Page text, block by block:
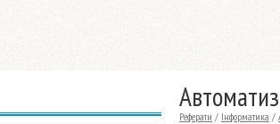
Реферати / Інформатика /